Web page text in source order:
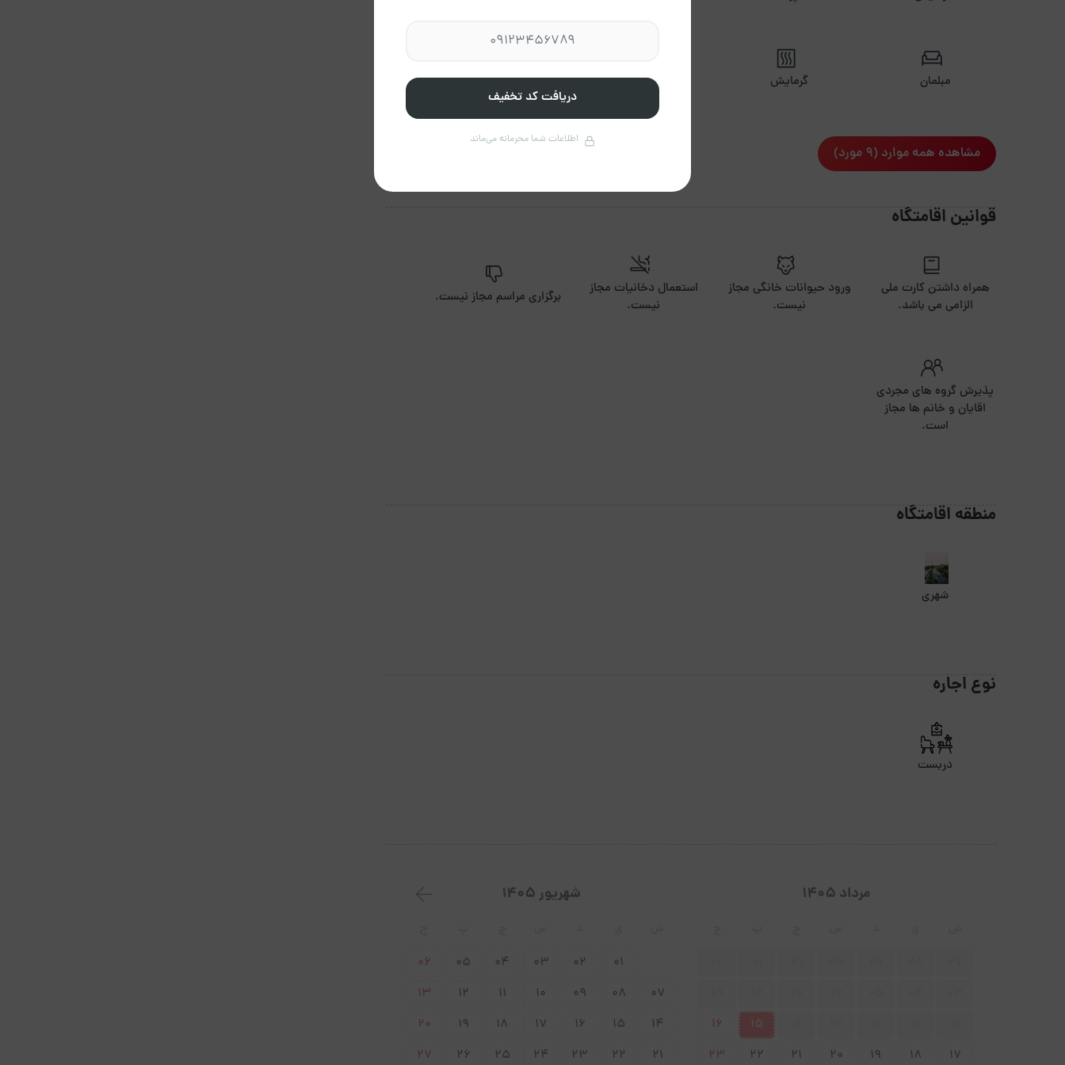
مبلمان گرمایش تلویزیون وسایل آشپزی
مشاهده همه موارد (9 مورد)
قوانین اقامتگاه
همراه داشتن کارت ملی
الزامی می باشد.
ورود حیوانات خانگی مجاز
نیست.
استعمال دخانیات مجاز
نیست.
برگزاری مراسم مجاز نیست.
پذیرش گروه های مجردی
اقایان و خانم ها مجاز
است.
منطقه اقامتگاه
شهری
نوع اجاره
دربست
مرداد 1405
08
09
شهریور 1405
01
6،325
02
6،613
03
6،613
04
6،877
05
7،475
06
6،325
07
08
09
10
11
12
13
دریافت کد تخفیف
اطلاعات شما محرمانه می‌ماند